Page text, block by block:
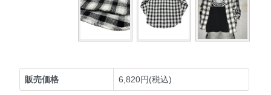
販売価格 6,820円(税込)